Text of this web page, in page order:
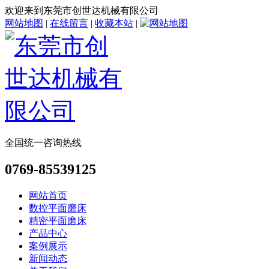
欢迎来到东莞市创世达机械有限公司
网站地图 | 在线留言 | 收藏本站 |
全国统一咨询热线
0769-85539125
网站首页
数控平面磨床
精密平面磨床
产品中心
案例展示
新闻动态